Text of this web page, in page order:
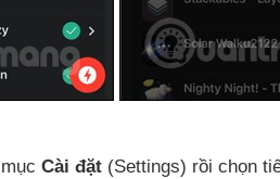
Cài đặt (Settings) rồi chọn